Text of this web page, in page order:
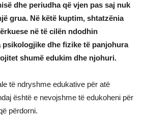
dhe periudha që vjen pas saj nuk
grua. Në këtë kuptim, shtatzënia
në të cilën ndodhin
psikologjike dhe fizike të panjohura
shumë edukim dhe njohuri.
të ndryshme edukative për atë
është e nevojshme të edukoheni për
përdorni.